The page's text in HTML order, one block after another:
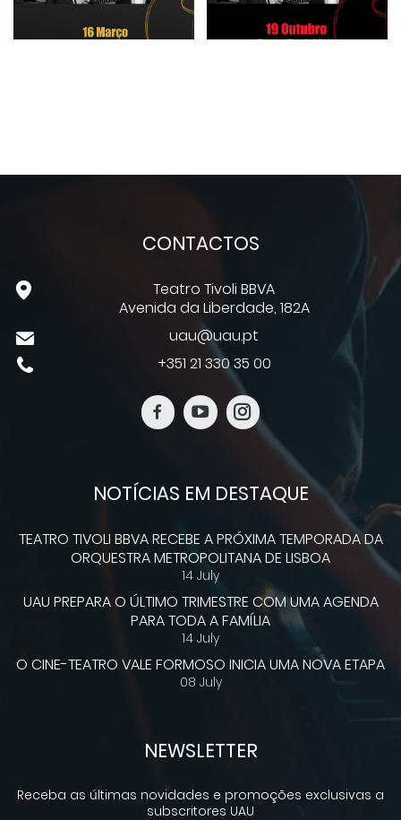
CONTACTOS
Teatro Tivoli BBVA
Avenida da Liberdade, 182A
uau@uau.pt
+351 21 330 35 00
NOTÍCIAS EM DESTAQUE
TEATRO TIVOLI BBVA RECEBE A PRÓXIMA TEMPORADA DA
ORQUESTRA METROPOLITANA DE LISBOA
14 July
UAU PREPARA O ÚLTIMO TRIMESTRE COM UMA AGENDA
PARA TODA A FAMÍLIA
14 July
O CINE-TEATRO VALE FORMOSO INICIA UMA NOVA ETAPA
08 July
NEWSLETTER
Receba as últimas novidades e promoções exclusivas a
subscritores UAU